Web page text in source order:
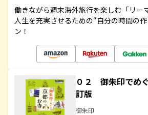
働きながら週末海外旅行を楽しむ「リー
人生を充実させるための“自分の時間の
ン！
０２ 御朱印でめ
訂版
御朱印